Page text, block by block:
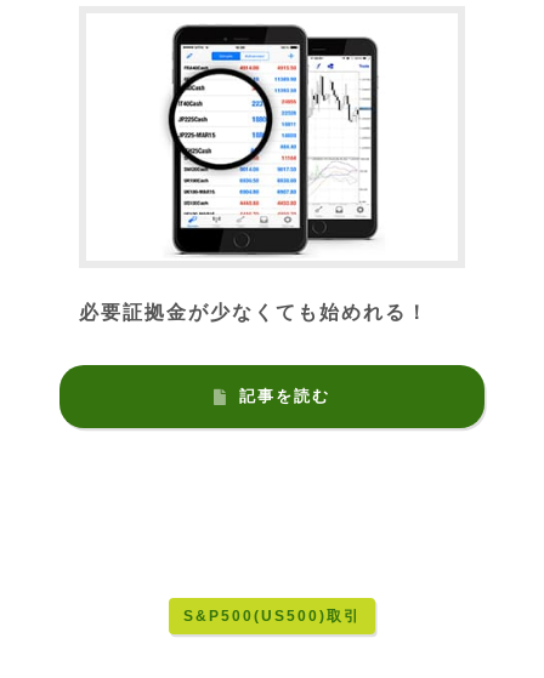
必要証拠金が少なくても始めれる！
記事を読む
S&P500(US500)取引